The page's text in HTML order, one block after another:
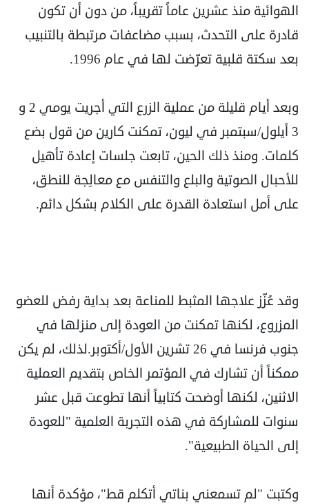
الهوائية منذ عشرين عاماً تقريباً، من دون أن تكون
قادرة على التحدث، بسبب مضاعفات مرتبطة بالتنبيب
بعد سكتة قلبية تعرّضت لها في عام 1996.
وبعد أيام قليلة من عملية الزرع التي أجريت يومي 2 و
3 أيلول/سبتمبر في ليون، تمكنت كارين من قول بضع
كلمات. ومنذ ذلك الحين، تابعت جلسات إعادة تأهيل
للأحبال الصوتية والبلع والتنفس مع معالِجة للنطق،
على أمل استعادة القدرة على الكلام بشكل دائم.
وقد عُزّز علاجها المثبط للمناعة بعد بداية رفض للعضو
المزروع، لكنها تمكنت من العودة إلى منزلها في
جنوب فرنسا في 26 تشرين الأول/أكتوبر.لذلك، لم يكن
ممكناً أن تشارك في المؤتمر الخاص بتقديم العملية
الاثنين، لكنها أوضحت كتابياً أنها تطوعت قبل عشر
سنوات للمشاركة في هذه التجربة العلمية "للعودة
إلى الحياة الطبيعية".
وكتبت "لم تسمعني بناتي أتكلم قط"، مؤكدة أنها